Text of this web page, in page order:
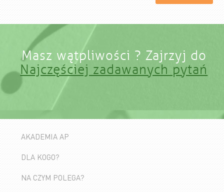
Masz wątpliwości ? Zajrzyj do
Najczęściej zadawanych pytań
AKADEMIA AP
DLA KOGO?
NA CZYM POLEGA?